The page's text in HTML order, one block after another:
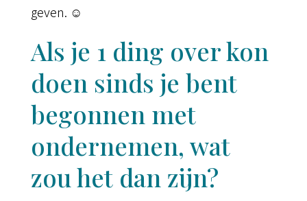
geven. ☺
Als je 1 ding over kon
doen sinds je bent
begonnen met
ondernemen, wat
zou het dan zijn?